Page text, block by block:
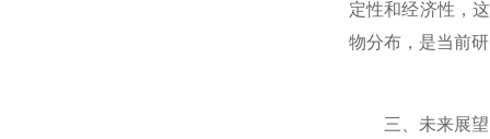
定性和经济性，
物分布，是当前
三、未来展望